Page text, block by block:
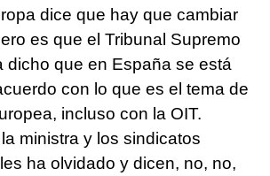
dice que hay que cambiar
es que el Tribunal Supremo
dicho que en España se está
con lo que es el tema de
incluso con la OIT.
ministra y los sindicatos
ha olvidado y dicen, no, no,